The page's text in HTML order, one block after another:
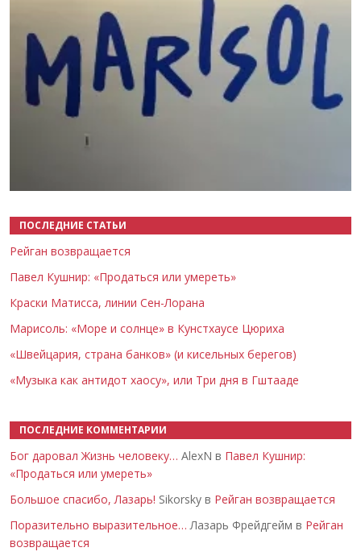
ПОСЛЕДНИЕ СТАТЬИ
Рейган возвращается
Павел Кушнир: «Продаться или умереть»
Краски Матисса, линии Сен-Лорана
Марисоль: «Море и солнце» в Кунстхаусе Цюриха
«Швейцария, страна банков» (и кисельных берегов)
«Музыка как антидот хаосу», или Три дня в Гштааде
ПОСЛЕДНИЕ КОММЕНТАРИИ
Бог даровал Жизнь человеку… AlexN в Павел Кушнир:
«Продаться или умереть»
Большое спасибо, Лазарь! Sikorsky в Рейган возвращается
Поразительно выразительное… Лазарь Фрейдгейм в Рейган
возвращается